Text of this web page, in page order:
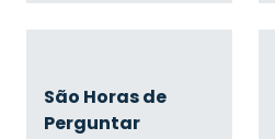
São Horas de
Perguntar